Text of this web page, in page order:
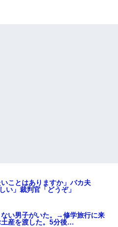
ことはありますか」バカ夫
い」裁判官「どうぞ」
い男子がいた。→修学旅行に来
産を渡した。5分後…